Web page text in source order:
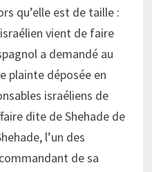
qu’elle est de taille :
vient de faire
a demandé au
plainte déposée en
israéliens de
dite de Shehade de
l’un des
de sa